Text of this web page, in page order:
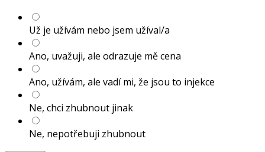
Už je užívám nebo jsem užíval/a
Ano, uvažuji, ale odrazuje mě cena
Ano, užívám, ale vadí mi, že jsou to injekce
Ne, chci zhubnout jinak
Ne, nepotřebuji zhubnout